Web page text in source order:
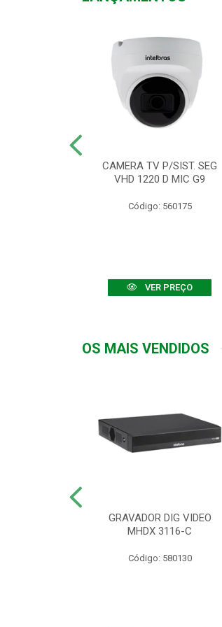
CAMERA TV P/SIST. SEG
VHD 1220 D MIC G9
Código: 560175
VER PREÇO
OS MAIS VENDIDOS
GRAVADOR DIG VIDEO
MHDX 3116-C
Código: 580130